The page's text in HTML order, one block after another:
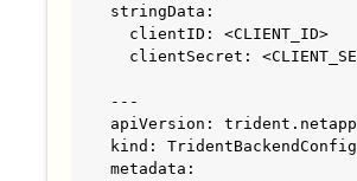
stringData:
  clientID: <CLIENT_ID>
clientSecret:
---
apiVersion:
kind: TridentBackendConfig
metadata: